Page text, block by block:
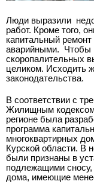
Люди выразили
работ. Кроме того,
капитальный
аварийными. Чтобы
скоропалительных
целиком. Исходить
законодательства.
В соответствии с
Жилищным
регионе была
программа
многоквартирных
Курской области. В
были признаны в
подлежащими
дома, имеющие